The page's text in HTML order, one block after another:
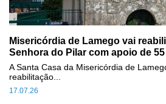
Misericórdia de Lamego vai
Senhora do Pilar com apoio de
17.07.26
A Santa Casa da Misericórdia de
reabilitação...